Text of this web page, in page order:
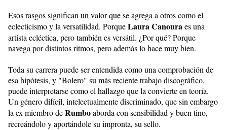
Esos rasgos significan un valor que se agrega a otros como el
eclecticismo y la versatilidad. PorqueLaura Canouraes una
artista ecléctica, pero también es versátil. ¿Por qué? Porque
navega por distintos ritmos, pero además lo hace muy bien.
Toda su carrera puede ser entendida como una comprobación de
esa hipótesis, y "Bolero" su más reciente trabajo discográfico,
puede interpretarse como el hallazgo que la convierte en teoría.
Un género difícil, intelectualmente discriminado, que sin embargo
la ex miembro deRumboaborda con sensibilidad y buen tino,
recreándolo y aportándole su impronta, su sello.